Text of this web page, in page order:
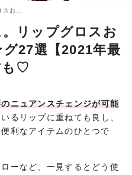
リップグロスお
27選【2021年最
も♡
ニュアンスチェンジが可能
るリップに重ねても良し、
利なアイテムのひとつで
ーなど、一見するとどう使